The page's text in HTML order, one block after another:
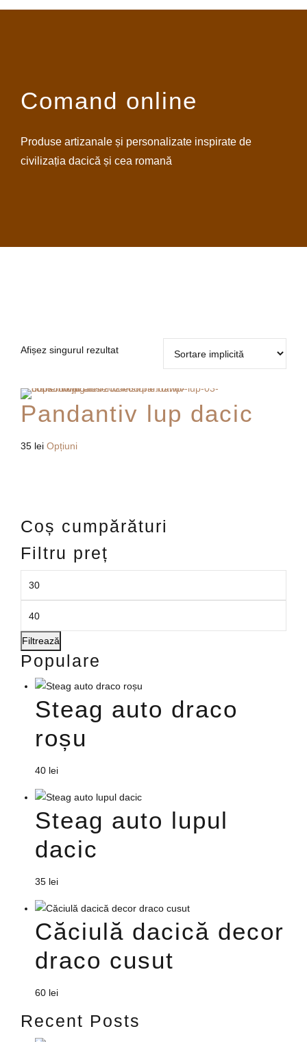
Comand online
Produse artizanale și personalizate inspirate de
civilizația dacică și cea romană
Afișez singurul rezultat
Pandantiv lup dacic
35 lei OpțiuniAcest
variații.
Opțiunile
alese
pagina
Coș cumpărături
Filtru preț
Filtrează
Populare
Steag auto draco
roșu
40 lei
Steag auto lupul
dacic
35 lei
Căciulă dacică decor
draco cusut
60 lei
Recent Posts